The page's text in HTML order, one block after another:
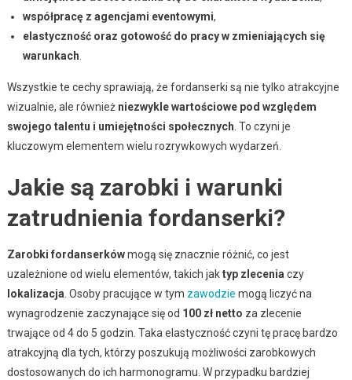
współpracę z agencjami eventowymi,
elastyczność oraz gotowość do pracy w zmieniających się
warunkach.
Wszystkie te cechy sprawiają, że fordanserki są nie tylko atrakcyjne
wizualnie, ale również niezwykle wartościowe pod względem
swojego talentu i umiejętności społecznych. To czyni je
kluczowym elementem wielu rozrywkowych wydarzeń.
Jakie są zarobki i warunki
zatrudnienia fordanserki?
Zarobki fordanserkówmogą się znacznie różnić, co jest
uzależnione od wielu elementów, takich jaktyp zleceniaczy
lokalizacja. Osoby pracujące w tym zawodzie mogą liczyć na
wynagrodzenie zaczynające się od 100 zł netto za zlecenie
trwające od 4 do 5 godzin. Taka elastyczność czyni tę pracę bardzo
atrakcyjną dla tych, którzy poszukują możliwości zarobkowych
dostosowanych do ich harmonogramu. W przypadku bardziej